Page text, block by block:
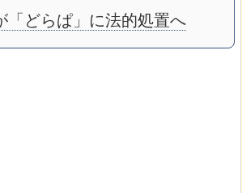
「どらぱ」に法的処置へ